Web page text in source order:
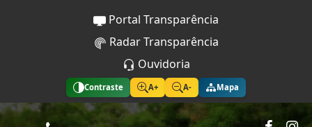
Portal Transparência
Radar Transparência
Ouvidoria
Contraste A+ A- Mapa